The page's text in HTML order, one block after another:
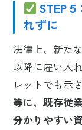
STEP
れずに
法律上、新た
以降に雇い入
レットでも示
等に、既存従
分かりやすい